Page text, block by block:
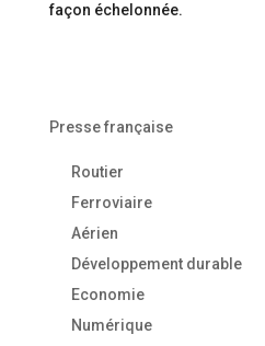
façon échelonnée.
Presse française
Routier
Ferroviaire
Aérien
Développement durable
Economie
Numérique